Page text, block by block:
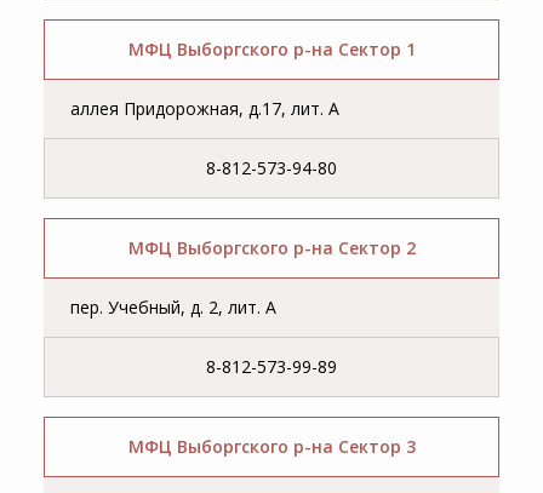
МФЦ Выборгского р-на Сектор 1
аллея Придорожная, д.17, лит. А
8-812-573-94-80
МФЦ Выборгского р-на Сектор 2
пер. Учебный, д. 2, лит. А
8-812-573-99-89
МФЦ Выборгского р-на Сектор 3